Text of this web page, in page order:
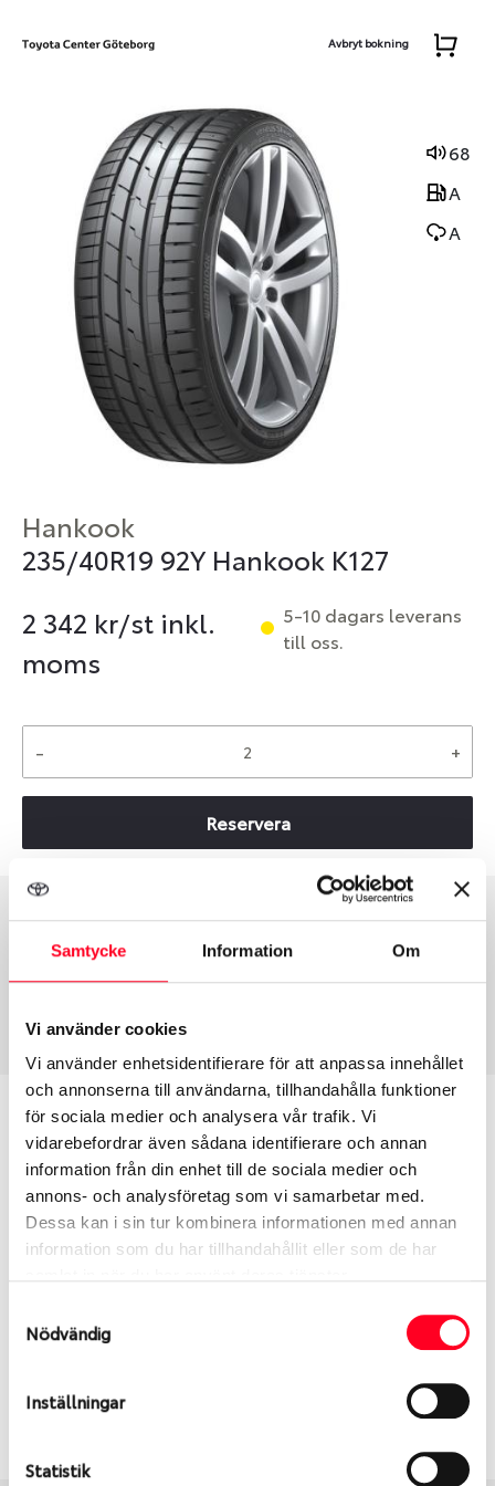
Samtycke Information Om
Vi använder cookies
Vi använder enhetsidentifierare för att anpassa innehållet
och annonserna till användarna, tillhandahålla funktioner
för sociala medier och analysera vår trafik. Vi
vidarebefordrar även sådana identifierare och annan
information från din enhet till de sociala medier och
annons- och analysföretag som vi samarbetar med.
Dessa kan i sin tur kombinera informationen med annan
information som du har tillhandahållit eller som de har
Nödvändig
Inställningar
Statistik
Avbryt bokning
68
A
A
Hankook
235/40R19 92Y Hankook K127
2 342 kr/st inkl.
moms
5-10 dagars leverans
till oss.
- +
Reservera
Däcktyp
Sommar
Däckstorlek
3689
Passar detta däck min bil?
Ange registreringsnummer för att se om det däck
du valt passar din bilmodell. Om du köper däck som
skall sättas på dina befintliga fälgar, se till att kolla
en extra gång så att däck och fälg har samma
bilen hade ut från fabrik.
S Sök